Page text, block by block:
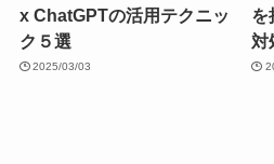
x ChatGPTの活用テクニッ
ク５選
2025/03/03
を
対